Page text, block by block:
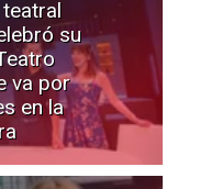
su
va por
en la